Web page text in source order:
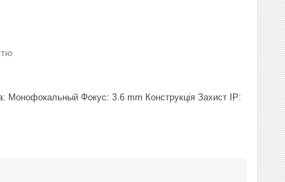
Монофокальный Фокус: 3.6 mm Конструкція Захист IP: